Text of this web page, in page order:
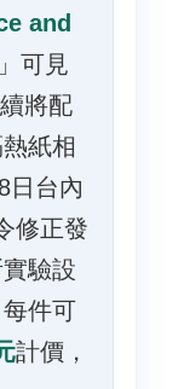
and
」可見
將配
紙相
日台內
修正發
驗設
件可
計價，